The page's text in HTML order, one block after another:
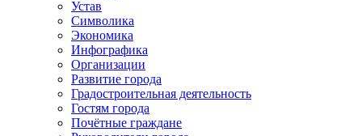
Устав
Символика
Экономика
Инфографика
Организации
Развитие города
Градостроительная деятельность
Гостям города
Почётные граждане